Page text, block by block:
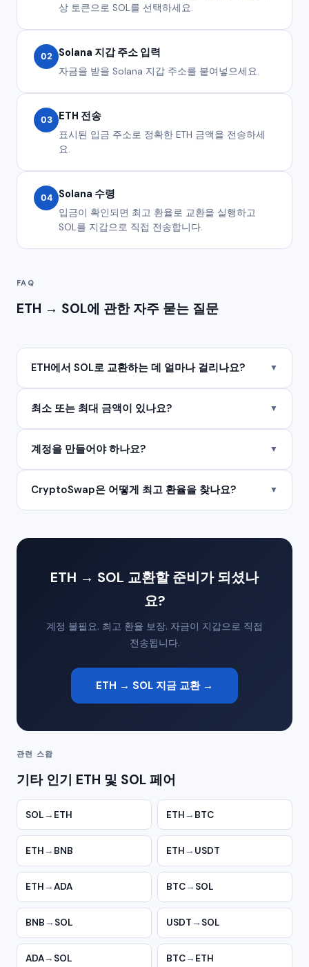
상 토큰으로 SOL를 선택하세요.
02 Solana 지갑 주소 입력
자금을 받을 Solana 지갑 주소를 붙여넣으세요.
03 ETH 전송
표시된 입금 주소로 정확한 ETH 금액을 전송하세
요.
04 Solana 수령
입금이 확인되면 최고 환율로 교환을 실행하고
SOL를 지갑으로 직접 전송합니다.
FAQ
ETH → SOL에 관한 자주 묻는 질문
ETH에서 SOL로 교환하는 데 얼마나 걸리나요? ▼
최소 또는 최대 금액이 있나요? ▼
계정을 만들어야 하나요? ▼
CryptoSwap은 어떻게 최고 환율을 찾나요? ▼
ETH → SOL 교환할 준비가 되셨나
요?
계정 불필요. 최고 환율 보장. 자금이 지갑으로 직접
전송됩니다.
ETH → SOL 지금 교환 →
관련 스왑
기타 인기 ETH 및 SOL 페어
SOL → ETH ETH → BTC
ETH → BNB ETH → USDT
ETH →ADA BTC→ SOL
BNB → SOL USDT → SOL
ADA→ SOL BTC→ ETH